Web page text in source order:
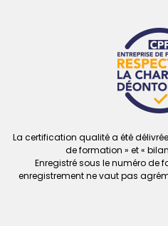
La certification qualité a été
de formation » et «
Enregistré sous le numéro de
enregistrement ne vautpas